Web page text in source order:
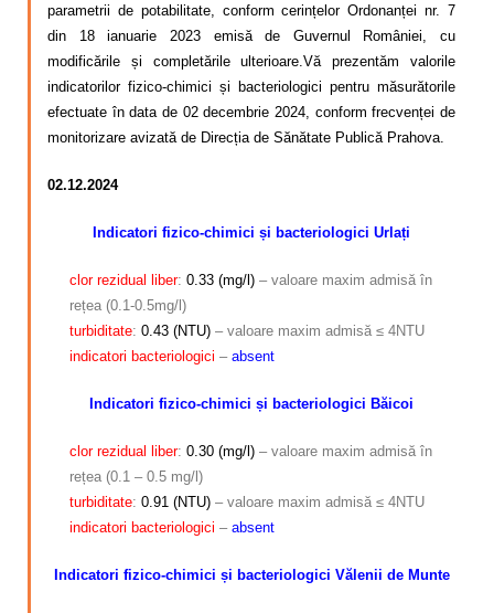
Guvernanță Corporativă
Informații de interes public
Comunicare
Contact
parametrii de potabilitate, conform cerințelor Ordonanței nr. 7
din 18 ianuarie 2023 emisă de Guvernul României, cu
modificările și completările ulterioare.Vă prezentăm valorile
indicatorilor fizico-chimici și bacteriologici pentru măsurătorile
efectuate în data de 02 decembrie 2024, conform frecvenței de
monitorizare avizată de Direcția de Sănătate Publică Prahova.
02.12.2024
Indicatori fizico-chimici și bacteriologici Urlați
clor rezidual liber: 0.33 (mg/l) – valoare maxim admisă în
rețea (0.1-0.5mg/l)
turbiditate: 0.43 (NTU) – valoare maxim admisă ≤ 4NTU
indicatori bacteriologici – absent
Indicatori fizico-chimici și bacteriologici Băicoi
clor rezidual liber: 0.30 (mg/l) – valoare maxim admisă în
rețea (0.1 – 0.5 mg/l)
turbiditate: 0.91 (NTU) – valoare maxim admisă ≤ 4NTU
indicatori bacteriologici – absent
Indicatori fizico-chimici și bacteriologici Vălenii de Munte